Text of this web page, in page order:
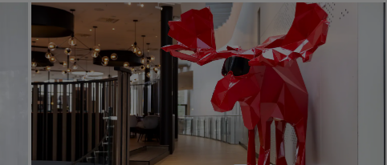
Reisemål
Feriesteder
Betjente leiligheter
Flyplasshoteller
Nye og kommende hoteller
Møter og arrangementer